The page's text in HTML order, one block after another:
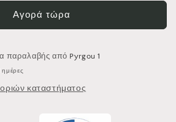
Αγορά τώρα
παραλαβής από Pyrgou 1
καταστήματος